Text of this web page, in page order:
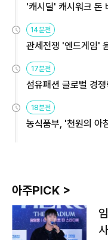
'캐시딜' 캐시워크 돈
14분전
관세전쟁 '엔드게임'
17분전
섬유패션 글로벌 경
18분전
농식품부, '천원의 아
아주PICK >